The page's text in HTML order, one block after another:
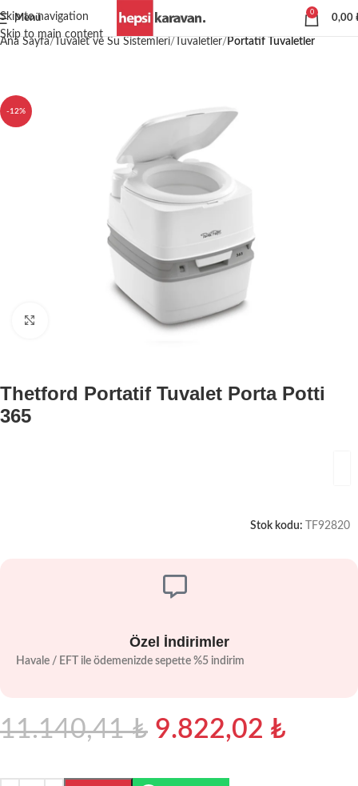
Skip to navigation
Skip to main content
Menü
0
0,00
Ana Sayfa Tuvalet ve Su Sistemleri Tuvaletler Portatif Tuvaletler
-12%
Büyütmek için tıklayın
Thetford Portatif Tuvalet Porta Potti
365
Stok kodu: TF92820
Özel İndirimler
Havale / EFT ile ödemenizde sepette %5 indirim
11.140,41₺ 9.822,02 ₺